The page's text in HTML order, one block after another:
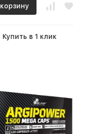
Купить в 1 клик